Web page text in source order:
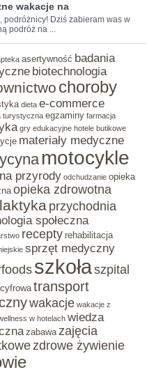
wakacje na
podróżnicy! ‌Dziś zabieram was w
‍podróż na ...
asertywność badania
biotechnologia
choroby
dieta e-commerce
turystyczna egzaminy farmacja
gry edukacyjne hotele butikowe
materiały medyczne
motocykle
przyrody odchudzanie opieka
opieka zdrowotna
przychodnia
społeczna
recepty rehabilitacja
sprzęt medyczny
szkołaszpital
transport
wakacje wakacje z
w hotelach wiedza
zabawa zajęcia
zdrowe żywienie